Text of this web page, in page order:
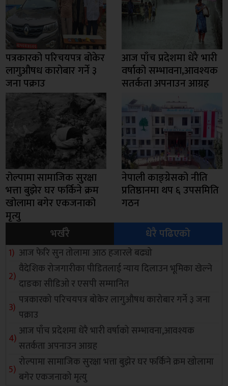
पत्रकारको परिचयपत्र बोकेर
लागुऔषध कारोबार गर्ने ३
जना पक्राउ
आज पाँच प्रदेशमा धेरै भारी
वर्षाको सम्भावना,आवश्यक
सतर्कता अपनाउन आग्रह
रोल्पामा सामाजिक सुरक्षा
भत्ता बुझेर घर फर्किने क्रम
खोलामा बगेर एकजनाको
मृत्यु
नेपाली काङ्ग्रेसको नीति
प्रतिष्ठानमा थप ६ उपसमिति
गठन
भर्खरै
धेरै पढिएको
आज फेरि सुन तोलामा आठ हजारले बढ्यो
वैदेशिक रोजगारीका पीडितलाई न्याय दिलाउन भूमिका खेल्ने
दाङका सीडिओ र एसपी सम्मानित
पत्रकारको परिचयपत्र बोकेर लागुऔषध कारोबार गर्ने ३ जना
पक्राउ
आज पाँच प्रदेशमा धेरै भारी वर्षाको सम्भावना,आवश्यक
सतर्कता अपनाउन आग्रह
रोल्पामा सामाजिक सुरक्षा भत्ता बुझेर घर फर्किने क्रम खोलामा
बगेर एकजनाको मृत्यु